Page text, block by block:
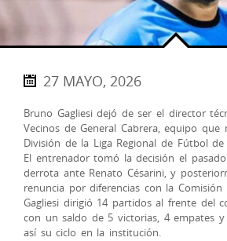
27 MAYO, 2026
Bruno Gagliesi dejó de ser el director
Vecinos de General Cabrera, equipo
División de la Liga Regional de Fútbol
El entrenador tomó la decisión el
derrota ante Renato Césarini, y
renuncia por diferencias con la Comisión
Gagliesi dirigió 14 partidos al frente del
con un saldo de 5 victorias, 4 empates
así su ciclo en la institución.